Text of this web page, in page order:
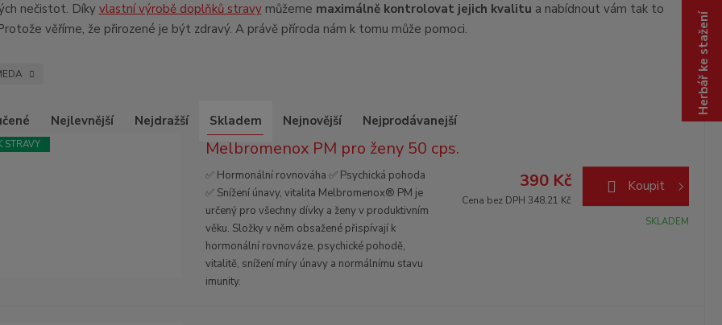
r
nečistot. Díky vlastní výrobě doplňků stravymůžeme maximálně kontrolovat jejich kvalitu a nabídnout vám tak to
věříme, že přirozené je být zdravý. A právě příroda nám k tomu může pomoci.
Nejlevnější Nejdražší Skladem Nejnovější Nejprodávanejší
Melbromenox PM pro ženy 50 cps.
STRAVY
✅ Hormonální rovnováha ✅ Psychická pohoda
✅ Snížení únavy, vitalita Melbromenox® PM je
určený pro všechny dívky a ženy v produktivním
věku. Složky v něm obsažené přispívají k
hormonální rovnováze, psychické pohodě,
vitalitě, snížení míry únavy a normálnímu stavu
imunity.
390 Kč
Cena bez DPH 348,21 Kč
Koupit
SKLADEM
Herbář ke stažení